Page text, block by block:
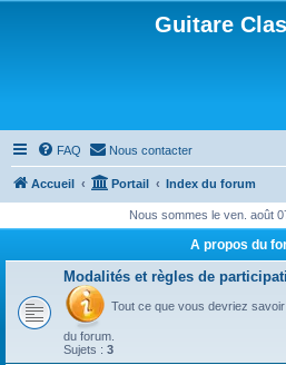
Guitare
FAQ Nous contacter
Accueil Portail Index du forum
Nous sommes le ven. août
A propos du
Modalités et règles de
Tout ce que vous devriez
du forum.
Sujets : 3